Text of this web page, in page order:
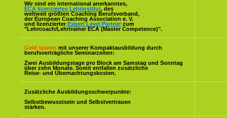
Wir sind ein international anerkanntes,
ECA lizenziertes Lehrinstitut, des
weltweit größten Coaching Berufsverband,
der European Coaching Association e. V.
und lizenzierter Expert Level Partner zum
"Lehrcoach/Lehrtrainer ECA (Master Competence)".
Geld sparen mit unserer Kompaktausbildung durch
berufsverträgliche Seminarzeiten:
Zwei Ausbildungstage pro Block am Samstag und Sonntag
über zehn Monate. Somit entfallen zusätzliche
Reise- und Übernachtungskosten.
Zusätzliche Ausbildungsschwerpunkte:
Selbstbewusstsein und Selbstvertrauen
stärken.